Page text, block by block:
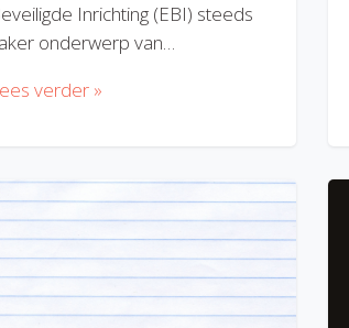
Inrichting (EBI) steeds
onderwerp van…
verder »